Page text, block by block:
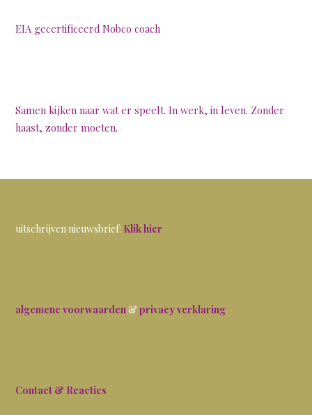
EIA gecertificeerd Nobco coach
Samen kijken naar wat er speelt. In werk, in leven. Zonder
haast, zonder moeten.
uitschrijven nieuwsbrief: Klik hier
algemene voorwaarden&privacy verklaring
Contact & Reacties